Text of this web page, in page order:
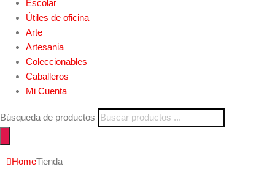
Escolar
Útiles de oficina
Arte
Artesania
Coleccionables
Caballeros
Mi Cuenta
Búsqueda de productos
HomeTienda